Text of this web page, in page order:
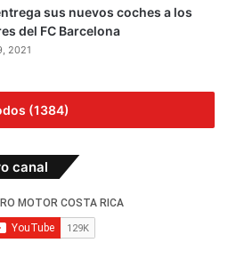
sus nuevos coches a los
del FC Barcelona
2021
(1384)
canal